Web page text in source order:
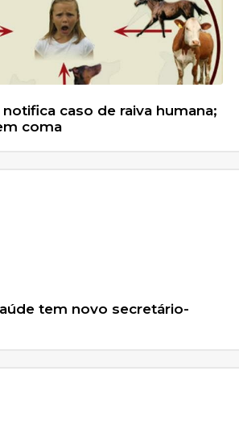
caso de raiva humana;
coma
tem novo secretário-